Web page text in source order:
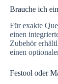
Brauche ich
Für exakte
einen
Zubehör
einen
Festool oder